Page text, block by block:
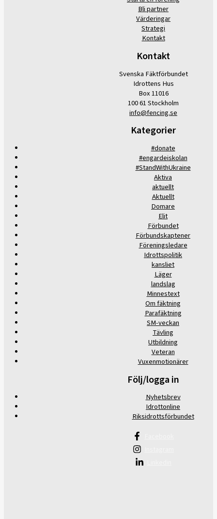
Bli partner
Värderingar
Strategi
Kontakt
Kontakt
Svenska Fäktförbundet
Idrottens Hus
Box 11016
100 61 Stockholm
info@fencing.se
Kategorier
#donate
#engardeiskolan
#StandWithUkraine
Aktiva
aktuellt
Aktuellt
Domare
Elit
Förbundet
Förbundskaptener
Föreningsledare
Idrottspolitik
kansliet
Läger
landslag
Minnestext
Om fäktning
Parafäktning
SM-veckan
Tävling
Utbildning
Veteran
Vuxenmotionärer
Följ/logga in
Nyhetsbrev
Idrottonline
Riksidrottsförbundet